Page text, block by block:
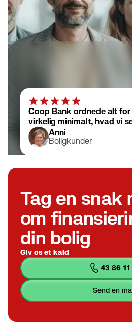
Coop Bank ordnede alt
virkelig minimalt, hvad vi
Anni
Boligkunder
Tag en snak
om
din bolig
Giv os et kald
43 86 11
send en